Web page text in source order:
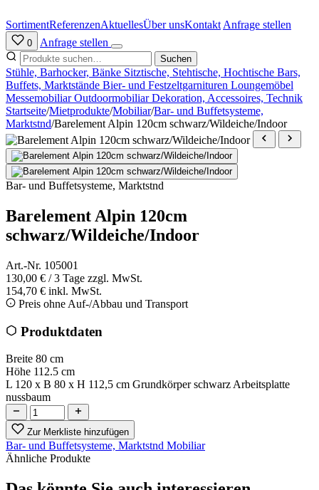
Inhalt
springen
SortimentReferenzenAktuellesÜber unsKontakt Anfrage stellen
0 Anfrage stellen
Suchen
Stühle, Barhocker, Bänke Sitztische, Stehtische, Hochtische Bars,
Buffets, Marktstände Bier- und Festzeltgarnituren Loungemöbel
MessemobiliarOutdoormobiliarDekoration, Accessoires, Technik
Startseite/Mietprodukte/Mobiliar/Bar- und Buffetsysteme,
Marktstnd/Barelement Alpin 120cm schwarz/Wildeiche/Indoor
Bar- und Buffetsysteme, Marktstnd
Barelement Alpin 120cm
schwarz/Wildeiche/Indoor
Art.-Nr. 105001
130,00 € / 3 Tage zzgl. MwSt.
154,70 € inkl. MwSt.
Preis ohne Auf-/Abbau und Transport
Produktdaten
Breite 80 cm
Höhe 112.5 cm
L 120 x B 80 x H 112,5 cm Grundkörper schwarz Arbeitsplatte
nussbaum
Zur Merkliste hinzufügen
Bar- und Buffetsysteme, Marktstnd Mobiliar
Ähnliche Produkte